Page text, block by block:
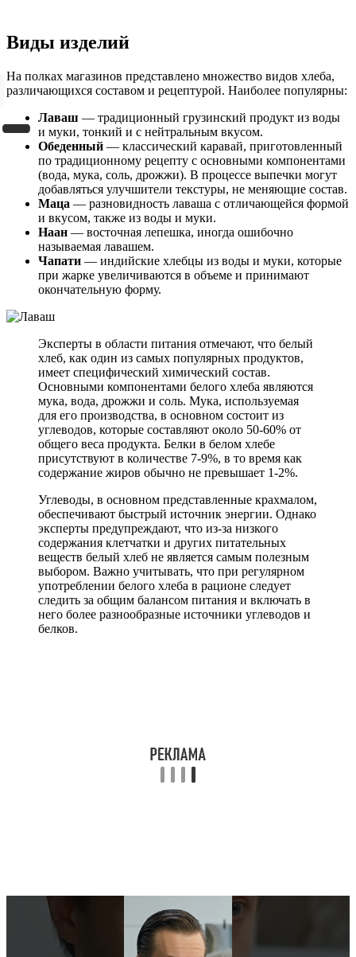
Виды изделий
На полках магазинов представлено множество видов хлеба,
различающихся составом и рецептурой. Наиболее популярны:
Лаваш — традиционный грузинский продукт из воды
и муки, тонкий и с нейтральным вкусом.
Обеденный — классический каравай, приготовленный
по традиционному рецепту с основными компонентами
(вода, мука, соль, дрожжи). В процессе выпечки могут
добавляться улучшители текстуры, не меняющие состав.
Маца — разновидность лаваша с отличающейся формой
и вкусом, также из воды и муки.
Наан — восточная лепешка, иногда ошибочно
называемая лавашем.
Чапати — индийские хлебцы из воды и муки, которые
при жарке увеличиваются в объеме и принимают
окончательную форму.
Эксперты в области питания отмечают, что белый
хлеб, как один из самых популярных продуктов,
имеет специфический химический состав.
Основными компонентами белого хлеба являются
мука, вода, дрожжи и соль. Мука, используемая
для его производства, в основном состоит из
углеводов, которые составляют около 50-60% от
общего веса продукта. Белки в белом хлебе
присутствуют в количестве 7-9%, в то время как
содержание жиров обычно не превышает 1-2%.
Углеводы, в основном представленные крахмалом,
обеспечивают быстрый источник энергии. Однако
эксперты предупреждают, что из-за низкого
содержания клетчатки и других питательных
веществ белый хлеб не является самым полезным
выбором. Важно учитывать, что при регулярном
употреблении белого хлеба в рационе следует
следить за общим балансом питания и включать в
него более разнообразные источники углеводов и
белков.